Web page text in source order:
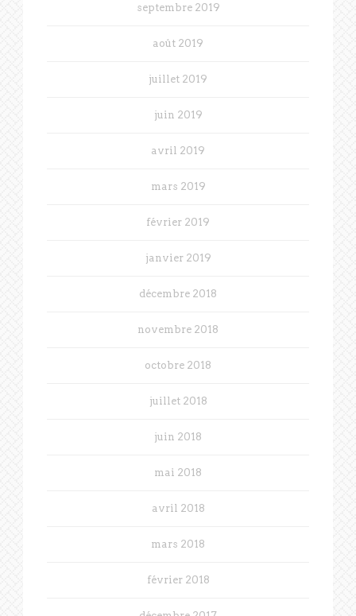
septembre 2019
août 2019
juillet 2019
juin 2019
avril 2019
mars 2019
février 2019
janvier 2019
décembre 2018
novembre 2018
octobre 2018
juillet 2018
juin 2018
mai 2018
avril 2018
mars 2018
février 2018